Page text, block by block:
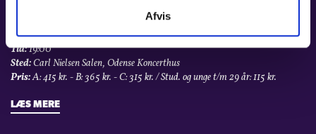
Afvis
KLAVERKONCERT
Tid:19:00
Sted:Carl Nielsen Salen, Odense Koncerthus
Pris:A: 415 kr. - B: 365 kr. - C: 315 kr. / Stud. og unge t/m 29 år: 115 kr.
LÆS MERE